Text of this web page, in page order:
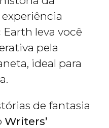
leva você
pela
ideal para
de fantasia
Writers’